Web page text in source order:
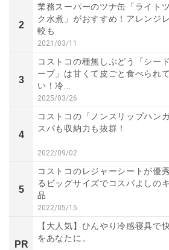
2
業務スーパーのツナ缶「ライト
ク水煮」がおすすめ！アレンジ
較も
2021/03/11
3
コストコの種無しぶどう「シー
ープ」は甘くて皮ごと食べられ
い！冷...
2025/03/26
4
コストコの「ノンスリップハン
スパも収納力も抜群！
2022/09/02
5
コストコのレジャーシートが優
るビッグサイズでコスパよしの
品
2022/05/15
PR
【大人気】ひんやり冷感寝具で
をあなたに。